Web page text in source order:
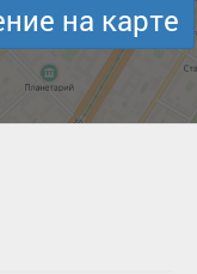
на карте